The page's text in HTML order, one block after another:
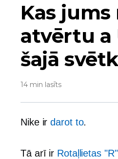
Kas
atvērtu a
šajā
14 min lasīts
Nike irdarot to.
Tā arī ir Rotaļlietas